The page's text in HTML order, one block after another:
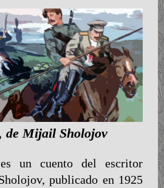
de Mijail Sholojov
un cuento del escritor
publicado en 1925